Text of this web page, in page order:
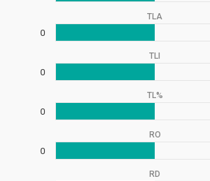
TLA
0
TLI
0
TL%
0
RO
0
RD